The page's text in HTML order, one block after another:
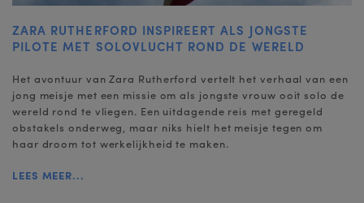
ZARA RUTHERFORD INSPIREERT ALS JONGSTE
PILOTE MET SOLOVLUCHT ROND DE WERELD
Het avontuur van Zara Rutherford vertelt het verhaal van een
jong meisje met een missie om als jongste vrouw ooit solo de
wereld rond te vliegen. Een uitdagende reis met geregeld
obstakels onderweg, maar niks hielt het meisje tegen om
haar droom tot werkelijkheid te maken.
LEES MEER...